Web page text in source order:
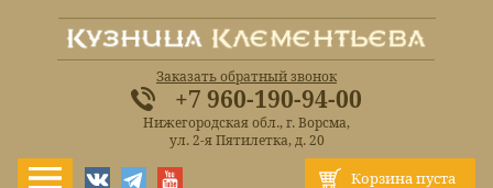
Корзина пуста
Заказать обратный звонок
+7 960-190-94-00
Нижегородская обл., г. Ворсма,
ул. 2-я Пятилетка, д. 20